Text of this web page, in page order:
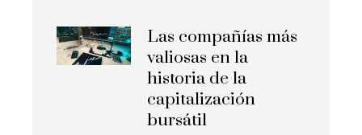
Las compañías más
valiosas en la
historia de la
capitalización
bursátil